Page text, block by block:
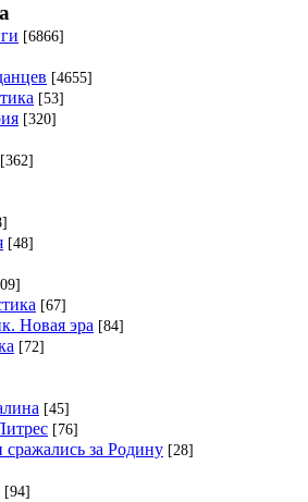
[6866]
[4655]
[53]
[320]
[362]
[48]
[67]
Новая эра [84]
[72]
[45]
[76]
за Родину [28]
[94]